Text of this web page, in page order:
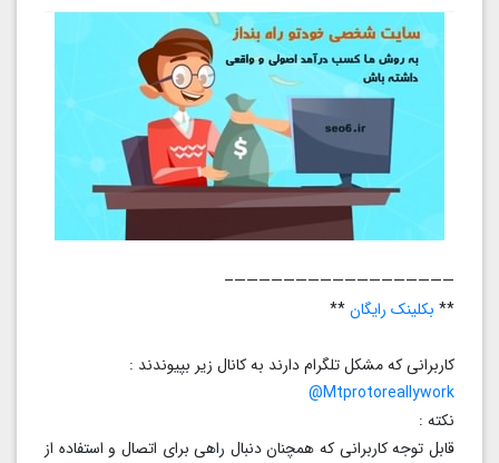
——————————————————–
**بکلینک رایگان**
کاربرانی که مشکل تلگرام دارند به کانال زیر بپیوندند :
Mtprotoreallywork@
نکته :
قابل توجه کاربرانی که همچنان دنبال راهی برای اتصال و استفاده از